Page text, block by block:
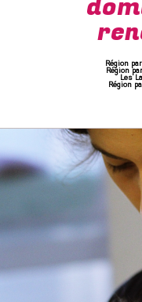
Région
Région
Les
Région